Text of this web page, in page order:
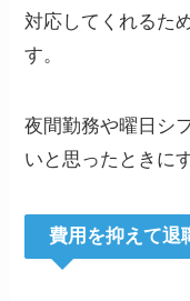
対応してくれるた
す。
夜間勤務や曜日シ
いと思ったときに
費用を抑えて退